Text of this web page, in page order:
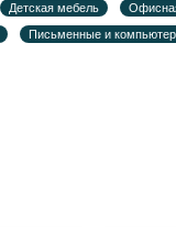
Детская мебель
Письменные и